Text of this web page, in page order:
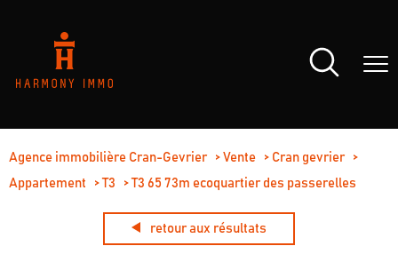
Agence immobilière Cran-Gevrier Vente
Cran gevrier
Appartement
T3 T3 65 73m ecoquartier des passerelles
retour aux résultats